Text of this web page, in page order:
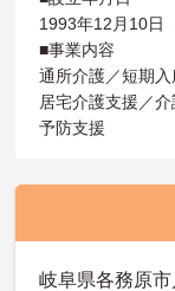
1993年12月10日
■事業内容
通所介護／短期
居宅介護支援／
予防支援
岐阜県各務原